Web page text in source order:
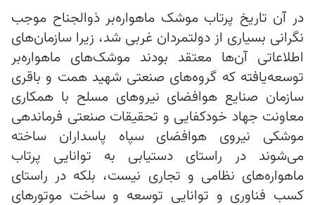
در آن تاریخ پرتاب موشک ماهواره‌بر ذوالجناح موجب
نگرانی بسیاری از دولتمردان غربی شد، زیرا سازمان‌های
اطلاعاتی آن‌ها معتقد بودند موشک‌های ماهواره‌بر
توسعه‌یافته که گروه‌های صنعتی شهید همت و باقری
سازمان صنایع هوافضای نیروهای مسلح با همکاری
معاونت جهاد خودکفایی و تحقیقات صنعتی فرماندهی
موشکی نیروی هوافضای سپاه پاسداران سا‌خته
می‌شوند در‌ راستای دستیابی به توانایی پرتاب
ماهواره‌های نظامی و تجاری نیست، بلکه در‌ راستای
کسب فناوری و توانایی توسعه و ساخت موتورهای